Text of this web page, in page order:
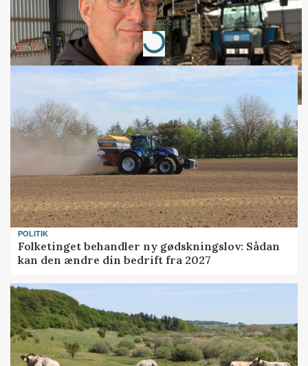
Annonce
Loading...
POLITIK
Folketinget behandler ny gødskningslov: Sådan
kan den ændre din bedrift fra 2027